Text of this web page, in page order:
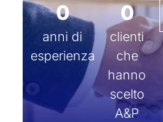
anni di
esperienza
0
clienti
che
hanno
scelto
A&P
0